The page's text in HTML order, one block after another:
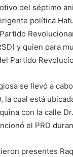
i
o
del séptimo
política
y quien para
Partido
se llevó a
la cual está
con la calle
el PRD
presentes